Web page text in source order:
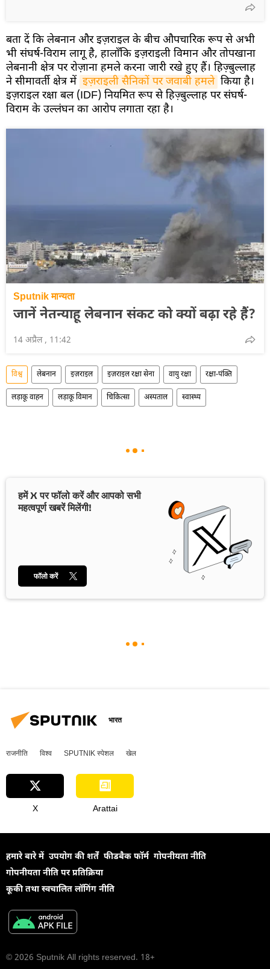
बता दें कि लेबनान और इज़राइल के बीच औपचारिक रूप से अभी
भी संघर्ष-विराम लागू है, हालाँकि इज़राइली विमान और तोपखाना
लेबनानी क्षेत्र पर रोज़ाना हमले करना जारी रखे हुए हैं। हिज़्बुल्लाह
ने सीमावर्ती क्षेत्र में इज़राइली सैनिकों पर जवाबी हमले किया है।
इज़राइल रक्षा बल (IDF) नियमित रूप से हिज़्बुल्लाह पर संघर्ष-
विराम के उल्लंघन का आरोप लगाता रहा है।
Sputnik मान्यता
जानें नेतन्याहू लेबनान संकट को क्यों बढ़ा रहे हैं?
14 अप्रैल , 11:42
विश्व लेबनान इज़राइल इज़राइल रक्षा सेना वायु रक्षा रक्षा-पंक्ति
लड़ाकू वाहन लड़ाकू विमान ​चिकित्सा अस्पताल स्वास्थ्य
हमें X पर फॉलो करें और आपको सभी
महत्वपूर्ण खबरें मिलेंगी!
फॉलो करें
भारत
राजनीति विश्व SPUTNIK स्पेशल खेल
X Arattai
हमारे बारे में उपयोग की शर्तें फीडबैक फॉर्म गोपनीयता नीति
गोपनीयता नीति पर प्रतिक्रिया
कूकी तथा स्वचालित लॉगिंग नीति
© 2026 Sputnik All rights reserved. 18+